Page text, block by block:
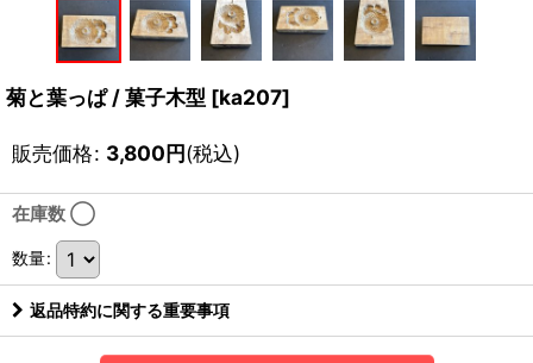
菊と葉っぱ / 菓子木型 [ka207]
販売価格: 3,800円(税込)
在庫数 ◯
数量:
返品特約に関する重要事項